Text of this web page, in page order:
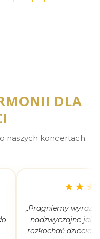
DLA
naszych koncertach
„Pragniemy wyrazić
nadzwyczajne jak
rozkochać